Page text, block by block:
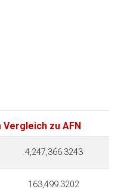
zu AFN
4,247,366.3243
163,499.3202